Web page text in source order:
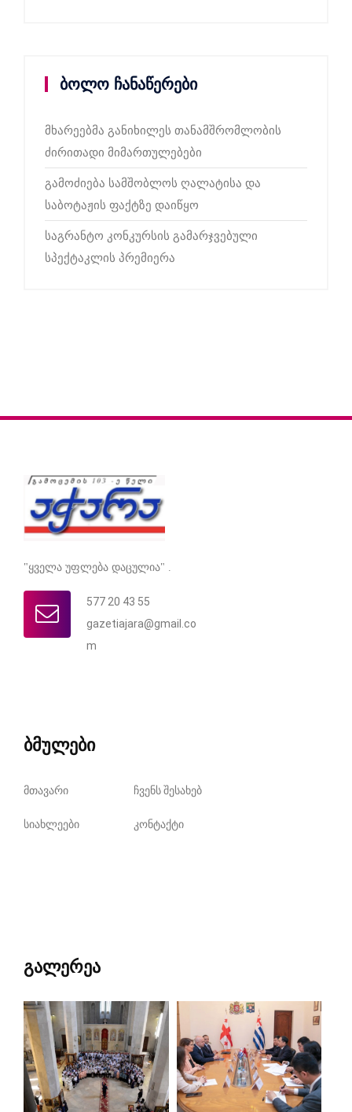
ბოლო ჩანაწერები
მხარეებმა განიხილეს თანამშრომლობის
ძირითადი მიმართულებები
გამოძიება სამშობლოს ღალატისა და
საბოტაჟის ფაქტზე დაიწყო
საგრანტო კონკურსის გამარჯვებული
სპექტაკლის პრემიერა
"ყველა უფლება დაცულია" .
577 20 43 55
gazetiajara@gmail.co
m
ბმულები
მთავარი ჩვენს შესახებ
სიახლეები კონტაქტი
გალერეა